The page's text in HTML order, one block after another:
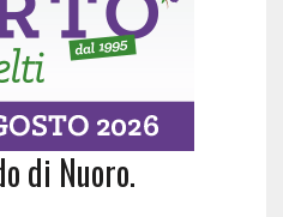
di Nuoro.